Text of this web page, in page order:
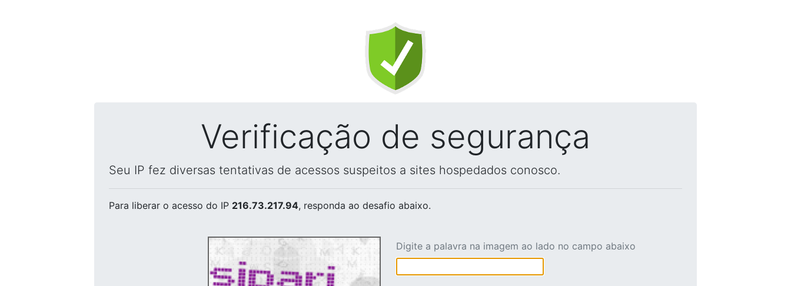
Verificação de segurança
Seu IP fez diversas tentativas de acessos suspeitos a sites hospedados conosco.
Para liberar o acesso do IP 216.73.217.94, responda ao desafio abaixo.
Digite a palavra na imagem ao lado no campo abaixo